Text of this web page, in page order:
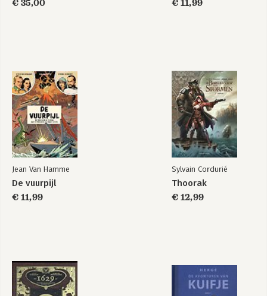
€ 35,00 € 11,99
Jean Van Hamme
De vuurpijl
€ 11,99
Sylvain Cordurié
Thoorak
€ 12,99